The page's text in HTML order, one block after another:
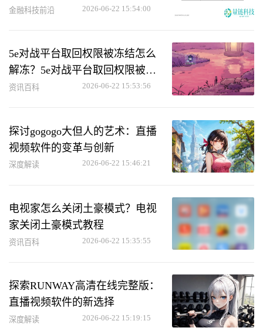
金融科技前沿 2026-06-22 15:54:00
5e对战平台取回权限被冻结怎么
解冻？5e对战平台取回权限被冻
结解冻方法
资讯百科 2026-06-22 15:53:56
探讨gogogo大但人的艺术：直播
视频软件的变革与创新
深度解读 2026-06-22 15:46:21
电视家怎么关闭土豪模式？电视
家关闭土豪模式教程
资讯百科 2026-06-22 15:35:55
探索RUNWAY高清在线完整版：
直播视频软件的新选择
深度解读 2026-06-22 15:19:15